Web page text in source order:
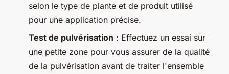
selon le type de plante et de produit utilisé
pour une application précise.
Test de pulvérisation : Effectuez un essai sur
une petite zone pour vous assurer de la qualité
de la pulvérisation avant de traiter l'ensemble